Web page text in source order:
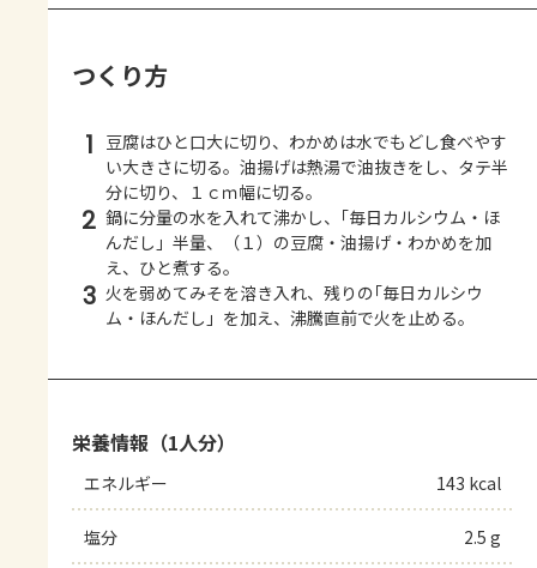
つくり方
1 豆腐はひと口大に切り、わかめは水でもどし食べやす
い大きさに切る。油揚げは熱湯で油抜きをし、タテ半
分に切り、１ｃｍ幅に切る。
2 鍋に分量の水を入れて沸かし、｢毎日カルシウム・ほ
んだし」半量、（１）の豆腐・油揚げ・わかめを加
え、ひと煮する。
3 火を弱めてみそを溶き入れ、残りの｢毎日カルシウ
ム・ほんだし」を加え、沸騰直前で火を止める。
栄養情報（1人分）
エネルギー 143 kcal
塩分 2.5 g